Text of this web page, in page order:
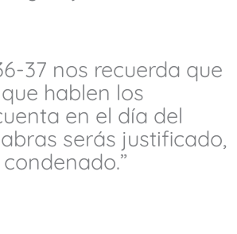
37 nos recuerda que
hablen los
en el día del
serás justificado,